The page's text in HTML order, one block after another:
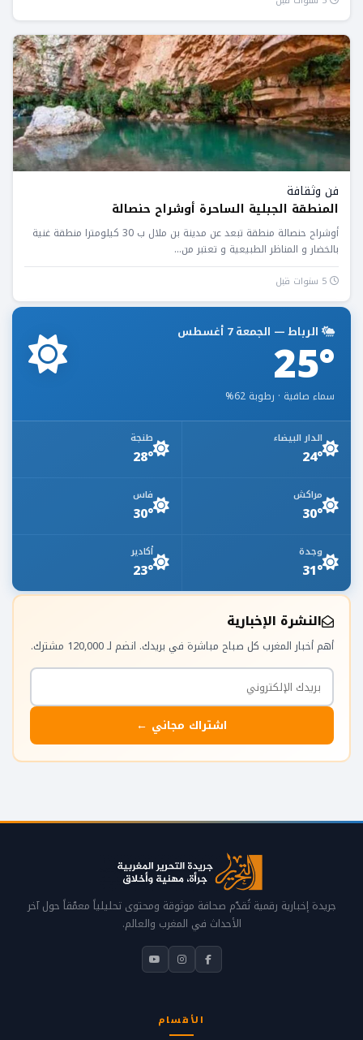
فن وثقافة
المنطقة الجبلية الساحرة أوشراح حنصالة
أوشراح حنصالة منطقة تبعد عن مدينة بن ملال ب 30 كيلومترا منطقة غنية
بالخضار و المناظر الطبيعية و تعتبر من...
الرباط — الجمعة 7 أغسطس
25°
سماء صافية · رطوبة 62%
الدار البيضاء
24°
طنجة
28°
مراكش
30°
فاس
30°
وجدة
31°
أكادير
23°
النشرة الإخبارية
أهم أخبار المغرب كل صباح مباشرة في بريدك. انضم لـ 120,000 مشترك.
اشتراك مجاني ←
جريدة إخبارية رقمية تُقدّم صحافة موثوقة ومحتوى تحليلياً معمّقاً حول آخر
الأحداث في المغرب والعالم.
الأقسام